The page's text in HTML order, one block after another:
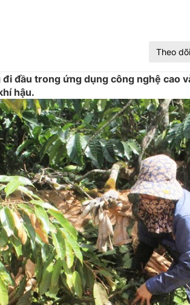
Theo
đầu trong ứng dụng công nghệ cao
hậu.